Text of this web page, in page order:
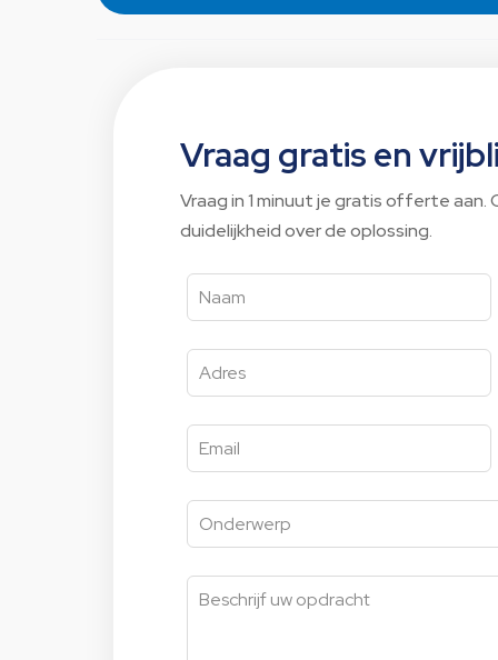
Vraag gratis en
Vraag in 1 minuut je gratis offerte
duidelijkheid over de oplossing.
Leave
this
blank